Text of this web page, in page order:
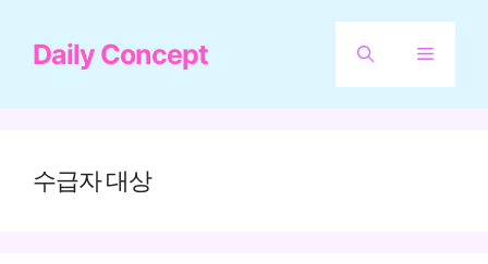
Daily Concept 메
수급자 대상